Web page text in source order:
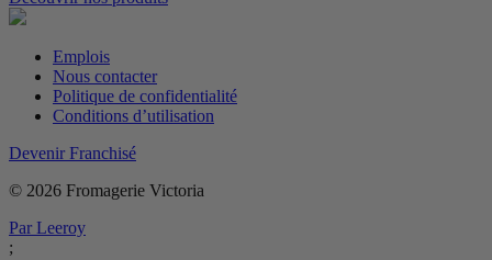
Emplois
Nous contacter
Politique de confidentialité
Conditions d’utilisation
Devenir Franchisé
© 2026 Fromagerie Victoria
Par Leeroy
;